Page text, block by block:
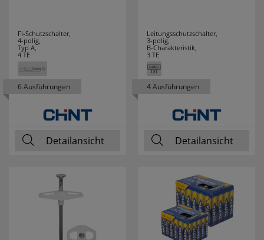
FI-Schutzschalter,
4-polig,
Typ A,
4 TE
6 Ausführungen
Detailansicht
Leitungsschutzschalter,
3-polig,
B-Charakteristik,
3 TE
4 Ausführungen
Detailansicht